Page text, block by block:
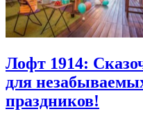
Лофт 1914:
для
праздников!